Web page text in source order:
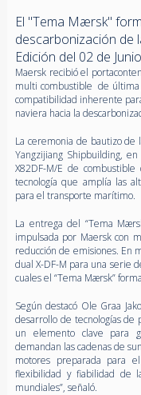
El "Tema Mærsk"
descarbonización de
Edición del 02 de
Maersk recibió el
multi combustible de última
compatibilidad inherente
naviera hacia la
La ceremonia de bautizo
Yangzijiang Shipbuilding,
X82DF-M/E de
tecnología que amplía las
para el transporte marítimo.
La entrega del “Tema
impulsada por Maersk con
reducción de emisiones. En
dual X-DF-M para una serie
cuales el “Tema Mærsk”
Según destacó Ole Graa
desarrollo de tecnologías
un elemento clave para
demandan las cadenas de
motores preparada para
flexibilidad y fiabilidad de
mundiales”, señaló.